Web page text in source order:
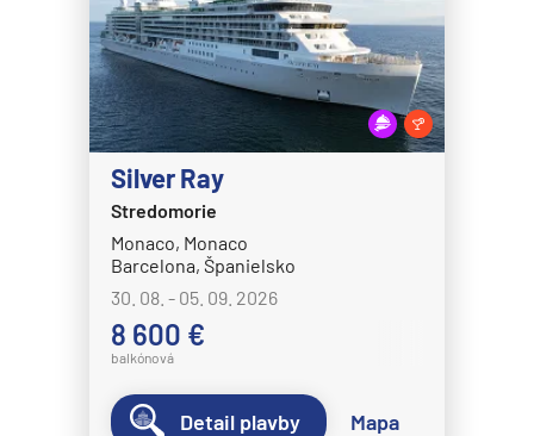
Silver Ray
Stredomorie
Monaco, Monaco
Barcelona, Španielsko
30. 08. - 05. 09. 2026
8 600 €
balkónová
Detail plavby Mapa